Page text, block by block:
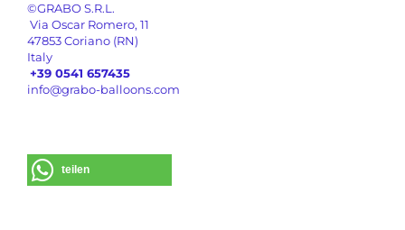
©GRABO S.R.L.
Via Oscar Romero, 11
47853 Coriano (RN)
Italy
+39 0541 657435
info@grabo-balloons.com
teilen